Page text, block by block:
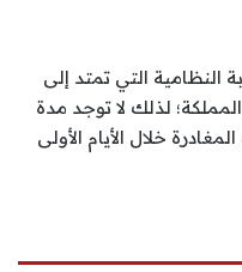
النظامية التي تمتد إلى
لذلك لا توجد مدة
خلال الأيام الأولى